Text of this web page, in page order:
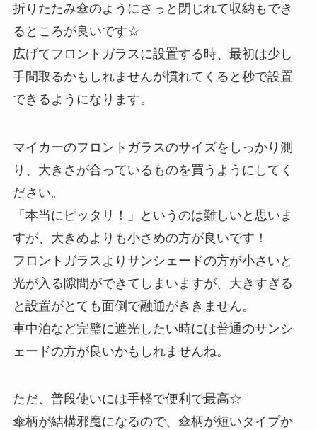
折りたたみ傘のようにさっと閉じれて収納もでき
るところが良いです☆
広げてフロントガラスに設置する時、最初は少し
手間取るかもしれませんが慣れてくると秒で設置
できるようになります。
マイカーのフロントガラスのサイズをしっかり測
り、大きさが合っているものを買うようにしてく
ださい。
「本当にピッタリ！」というのは難しいと思いま
すが、大きめよりも小さめの方が良いです！
フロントガラスよりサンシェードの方が小さいと
光が入る隙間ができてしまいますが、大きすぎる
と設置がとても面倒で融通がききません。
車中泊など完璧に遮光したい時には普通のサンシ
ェードの方が良いかもしれませんね。
ただ、普段使いには手軽で便利で最高☆
傘柄が結構邪魔になるので、傘柄が短いタイプか